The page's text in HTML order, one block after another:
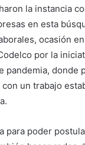
la instancia
en esta
ocasión
por la
pandemia, donde
un trabajo
para poder